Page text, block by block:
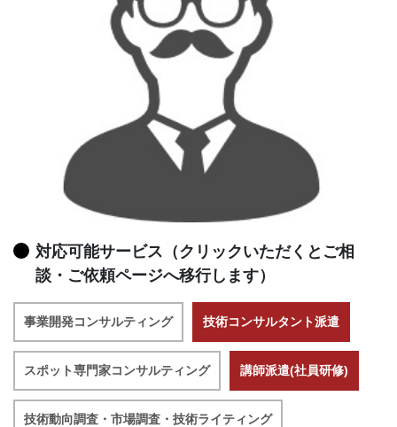
対応可能サービス（クリックいただくとご相
談・ご依頼ページへ移行します）
事業開発コンサルティング 技術コンサルタント派遣
スポット専門家コンサルティング 講師派遣(社員研修)
技術動向調査・市場調査・技術ライティング